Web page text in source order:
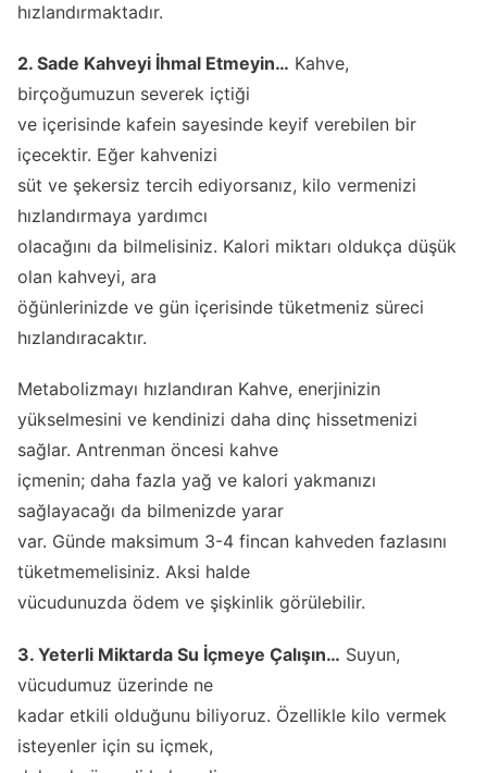
hızlandırmaktadır.
2. Sade Kahveyi İhmal Etmeyin… Kahve,
birçoğumuzun severek içtiği
ve içerisinde kafein sayesinde keyif verebilen bir
içecektir. Eğer kahvenizi
süt ve şekersiz tercih ediyorsanız, kilo vermenizi
hızlandırmaya yardımcı
olacağını da bilmelisiniz. Kalori miktarı oldukça düşük
olan kahveyi, ara
öğünlerinizde ve gün içerisinde tüketmeniz süreci
hızlandıracaktır.
Metabolizmayı hızlandıran Kahve, enerjinizin
yükselmesini ve kendinizi daha dinç hissetmenizi
sağlar. Antrenman öncesi kahve
içmenin; daha fazla yağ ve kalori yakmanızı
sağlayacağı da bilmenizde yarar
var. Günde maksimum 3-4 fincan kahveden fazlasını
tüketmemelisiniz. Aksi halde
vücudunuzda ödem ve şişkinlik görülebilir.
3. Yeterli Miktarda Su İçmeye Çalışın… Suyun,
vücudumuz üzerinde ne
kadar etkili olduğunu biliyoruz. Özellikle kilo vermek
isteyenler için su içmek,